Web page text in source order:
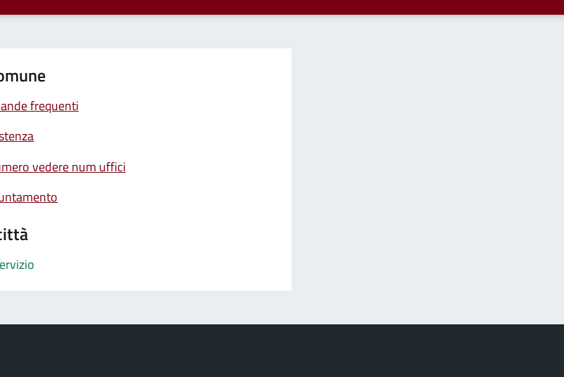
frequenti
vedere num uffici